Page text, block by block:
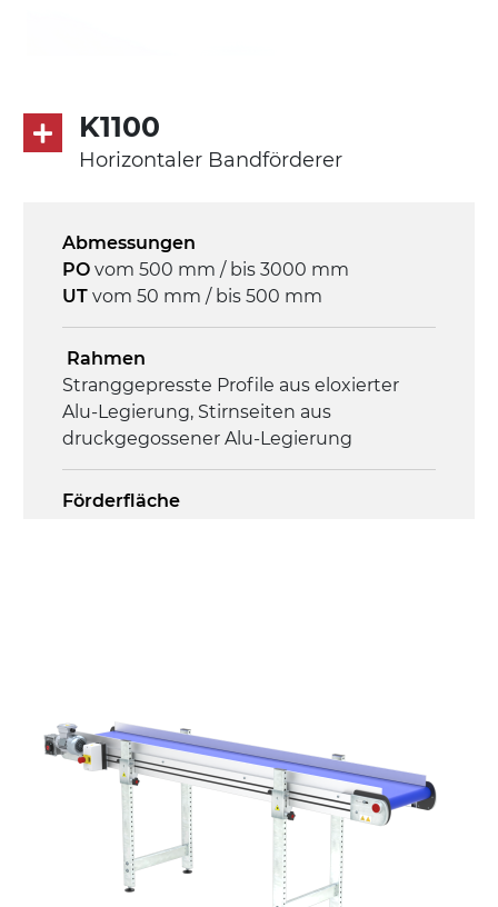
K1100
Horizontaler Bandförderer
Abmessungen
PO vom 500 mm / bis 3000 mm
UT vom 50 mm / bis 500 mm
Rahmen
Stranggepresste Profile aus eloxierter
Alu-Legierung, Stirnseiten aus
druckgegossener Alu-Legierung
Förderfläche
Geschwindigkeit
4,5 m/Minute